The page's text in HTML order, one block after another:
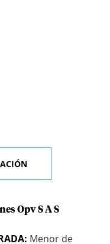
Opv S A S
Menor de